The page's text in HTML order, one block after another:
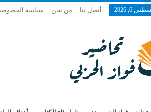
6, 2026 أتصل بنا من نحن سياسة